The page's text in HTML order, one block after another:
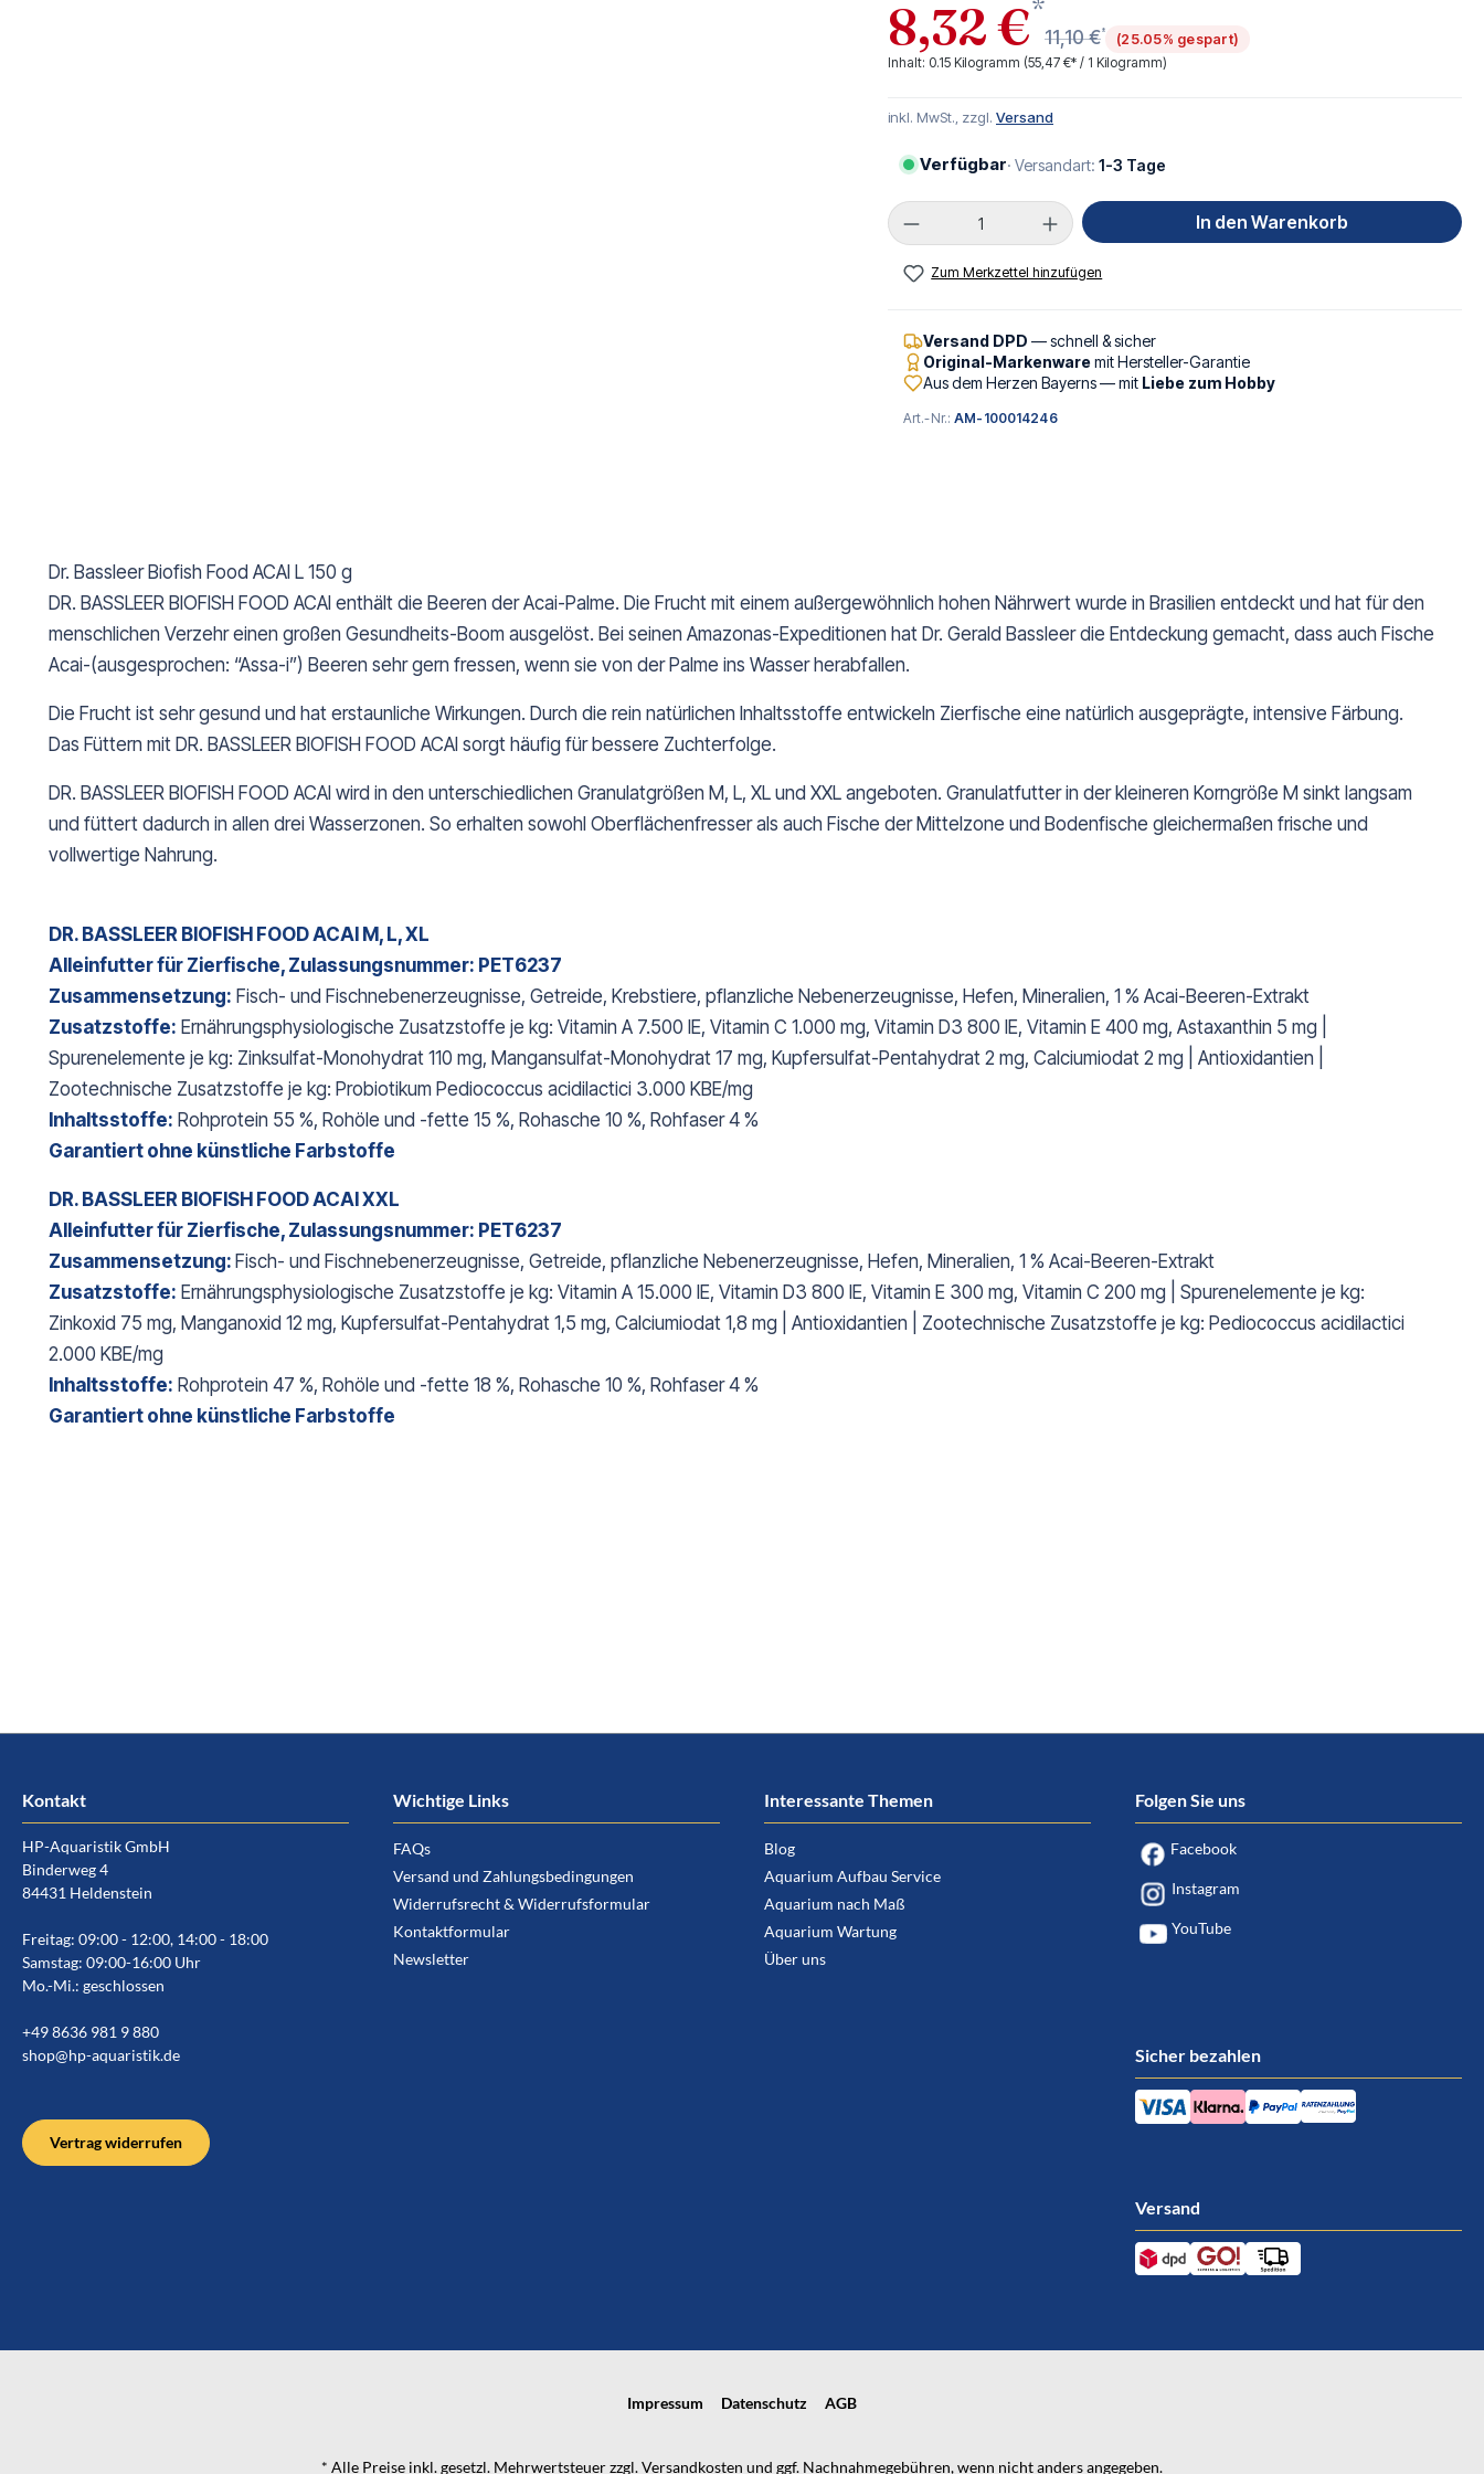
8,32 €*
11,10 €*
(25.05% gespart)
Inhalt: 0.15 Kilogramm (55,47 €* / 1 Kilogramm)
inkl. MwSt., zzgl. Versand
Verfügbar· Versandart: 1-3 Tage
Produkt Anzahl: Gib den gewünschten Wert ein
In den Warenkorb
Zum Merkzettel hinzufügen
Versand DPD — schnell & sicher
Original-Markenwaremit Hersteller-Garantie
Aus dem Herzen Bayerns — mit Liebe zum Hobby
Art.-Nr.:AM-100014246
Dr. Bassleer Biofish Food ACAI L 150 g
DR. BASSLEER BIOFISH FOOD ACAI enthält die Beeren der Acai-Palme. Die Frucht mit einem außergewöhnlich hohen Nährwert wurde in Brasilien entdeckt und hat für den
menschlichen Verzehr einen großen Gesundheits-Boom ausgelöst. Bei seinen Amazonas-Expeditionen hat Dr. Gerald Bassleer die Entdeckung gemacht, dass auch Fische
Acai-(ausgesprochen: “Assa-i”) Beeren sehr gern fressen, wenn sie von der Palme ins Wasser herabfallen.
Die Frucht ist sehr gesund und hat erstaunliche Wirkungen. Durch die rein natürlichen Inhaltsstoffe entwickeln Zierfische eine natürlich ausgeprägte, intensive Färbung.
Das Füttern mit DR. BASSLEER BIOFISH FOOD ACAI sorgt häufig für bessere Zuchterfolge.
DR. BASSLEER BIOFISH FOOD ACAI wird in den unterschiedlichen Granulatgrößen M, L, XL und XXL angeboten. Granulatfutter in der kleineren Korngröße M sinkt langsam
und füttert dadurch in allen drei Wasserzonen. So erhalten sowohl Oberflächenfresser als auch Fische der Mittelzone und Bodenfische gleichermaßen frische und
vollwertige Nahrung.
DR. BASSLEER BIOFISH FOOD ACAI M, L, XL
Alleinfutter für Zierfische, Zulassungsnummer: PET6237
Zusammensetzung: Fisch- und Fischnebenerzeugnisse, Getreide, Krebstiere, pflanzliche Nebenerzeugnisse, Hefen, Mineralien, 1 % Acai-Beeren-Extrakt
Zusatzstoffe: Ernährungsphysiologische Zusatzstoffe je kg: Vitamin A 7.500 IE, Vitamin C 1.000 mg, Vitamin D3 800 IE, Vitamin E 400 mg, Astaxanthin 5 mg |
Spurenelemente je kg: Zinksulfat-Monohydrat 110 mg, Mangansulfat-Monohydrat 17 mg, Kupfersulfat-Pentahydrat 2 mg, Calciumiodat 2 mg | Antioxidantien |
Zootechnische Zusatzstoffe je kg: Probiotikum Pediococcus acidilactici 3.000 KBE/mg
Inhaltsstoffe: Rohprotein 55 %, Rohöle und -fette 15 %, Rohasche 10 %, Rohfaser 4 %
Garantiert ohne künstliche Farbstoffe
DR. BASSLEER BIOFISH FOOD ACAI XXL
Alleinfutter für Zierfische, Zulassungsnummer: PET6237
Zusammensetzung: Fisch- und Fischnebenerzeugnisse, Getreide, pflanzliche Nebenerzeugnisse, Hefen, Mineralien, 1 % Acai-Beeren-Extrakt
Zusatzstoffe: Ernährungsphysiologische Zusatzstoffe je kg: Vitamin A 15.000 IE, Vitamin D3 800 IE, Vitamin E 300 mg, Vitamin C 200 mg | Spurenelemente je kg:
Zinkoxid 75 mg, Manganoxid 12 mg, Kupfersulfat-Pentahydrat 1,5 mg, Calciumiodat 1,8 mg | Antioxidantien | Zootechnische Zusatzstoffe je kg: Pediococcus acidilactici
2.000 KBE/mg
Inhaltsstoffe: Rohprotein 47 %, Rohöle und -fette 18 %, Rohasche 10 %, Rohfaser 4 %
Garantiert ohne künstliche Farbstoffe
Kontakt
HP-Aquaristik GmbH
Binderweg 4
84431 Heldenstein
Freitag: 09:00 - 12:00, 14:00 - 18:00
Samstag: 09:00-16:00 Uhr
Mo.-Mi.: geschlossen
+49 8636 981 9 880
shop@hp-aquaristik.de
Vertrag widerrufen
Wichtige Links
FAQs
Versand und Zahlungsbedingungen
Widerrufsrecht & Widerrufsformular
Kontaktformular
Newsletter
Interessante Themen
Blog
Aquarium Aufbau Service
Aquarium nach Maß
Aquarium Wartung
Über uns
Folgen Sie uns
Facebook
Instagram
YouTube
Sicher bezahlen
Versand
Impressum Datenschutz AGB
* Alle Preise inkl. gesetzl. Mehrwertsteuer zzgl.Versandkosten und ggf. Nachnahmegebühren, wenn nicht anders angegeben.